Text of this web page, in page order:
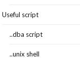
Useful script
..dba script
..unix shell